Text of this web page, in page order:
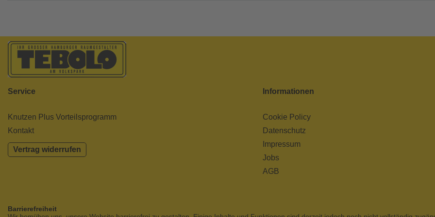
Service
Knutzen Plus Vorteilsprogramm
Kontakt
Vertrag widerrufen
Informationen
Cookie Policy
Datenschutz
Impressum
Jobs
AGB
Barrierefreiheit